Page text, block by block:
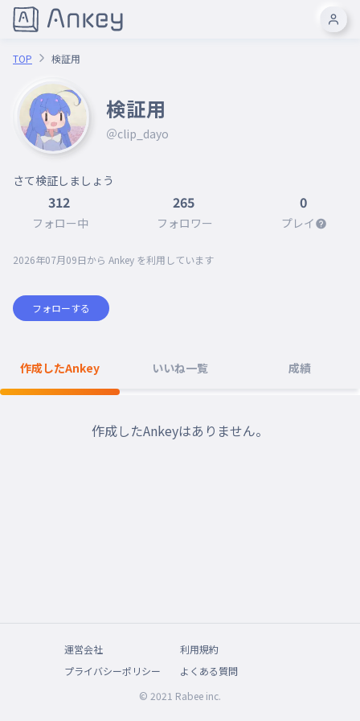
TOP 検証用
検証用
＠clip_dayo
さて検証しましょう
312
フォロー中
265
フォロワー
0
プレイ
2026年07月09日から Ankey を利用しています
フォローする
作成したAnkey いいね一覧 成績
作成したAnkeyはありません。
運営会社
利用規約
プライバシーポリシー
よくある質問
© 2021 Rabee inc.